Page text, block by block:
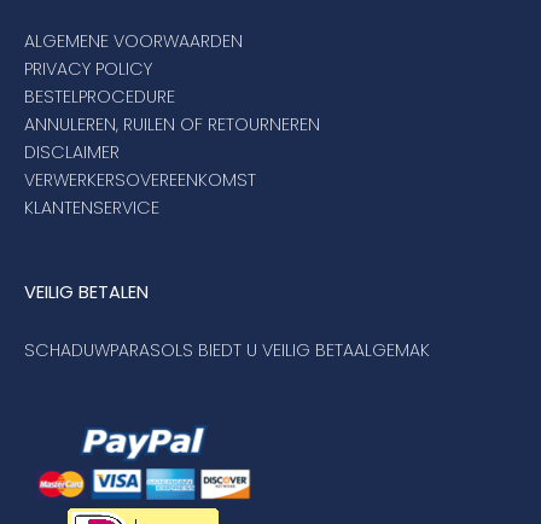
ALGEMENE VOORWAARDEN
PRIVACY POLICY
BESTELPROCEDURE
ANNULEREN, RUILEN OF RETOURNEREN
DISCLAIMER
VERWERKERSOVEREENKOMST
KLANTENSERVICE
VEILIG BETALEN
SCHADUWPARASOLS BIEDT U VEILIG BETAALGEMAK